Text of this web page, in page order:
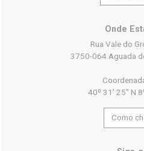
Onde
Rua Vale do
3750-064 Aguada
40º 31' 25'' N
Como